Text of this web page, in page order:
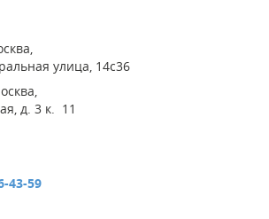
улица, 14с36
д. 3 к. 11
43-59